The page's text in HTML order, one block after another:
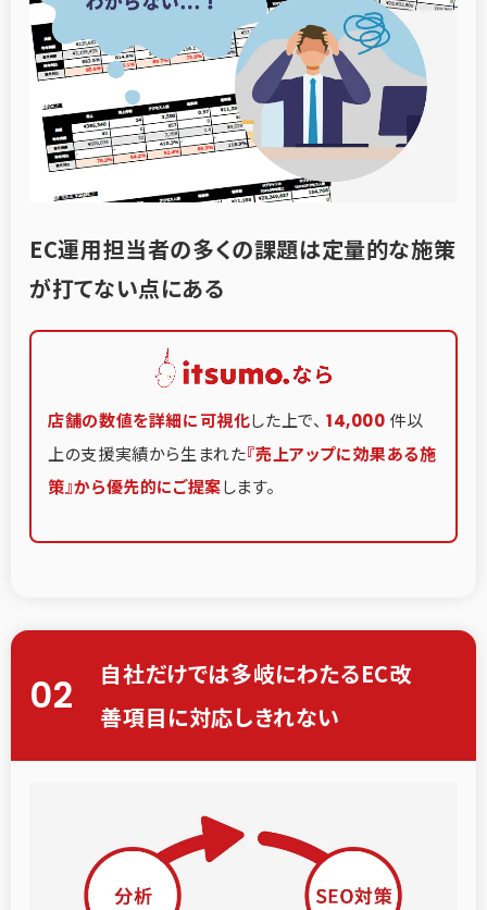
EC運用担当者の多くの課題は定量的な施策
が打てない点にある
店舗の数値を詳細に可視化した上で、 14,000 件以
上の支援実績から生まれた『売上アップに効果ある施
策』から優先的にご提案します。
02
自社だけでは多岐にわたるEC改
善項目に対応しきれない